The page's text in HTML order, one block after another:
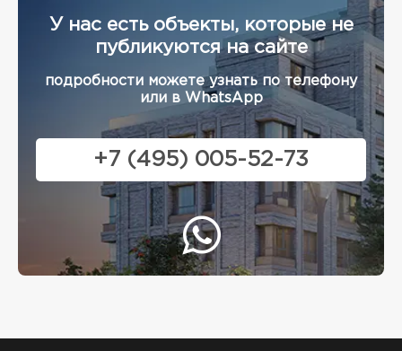
У нас есть объекты, которые не
публикуются на сайте
подробности можете узнать по телефону
или в WhatsApp
+7 (495) 005-52-73